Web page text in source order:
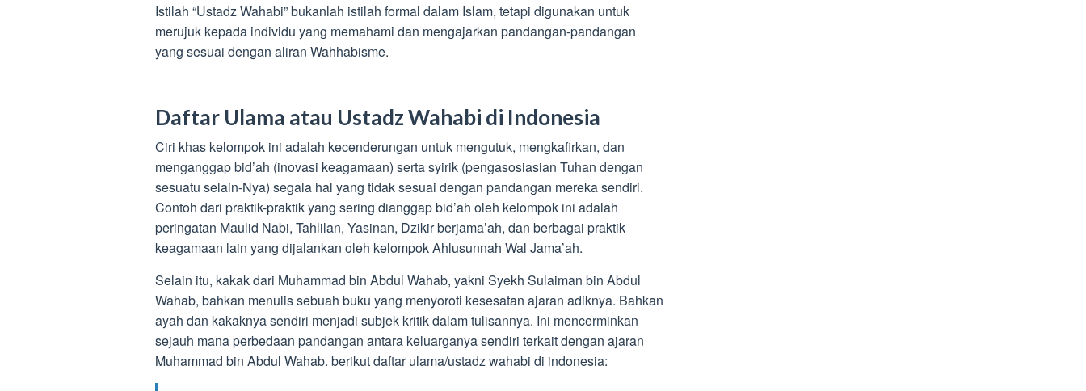
Istilah “Ustadz Wahabi” bukanlah istilah formal dalam Islam, tetapi digunakan untuk
merujuk kepada individu yang memahami dan mengajarkan pandangan-pandangan
yang sesuai dengan aliran Wahhabisme.
Daftar Ulama atau Ustadz Wahabi di Indonesia
Ciri khas kelompok ini adalah kecenderungan untuk mengutuk, mengkafirkan, dan
menganggap bid’ah (inovasi keagamaan) serta syirik (pengasosiasian Tuhan dengan
sesuatu selain-Nya) segala hal yang tidak sesuai dengan pandangan mereka sendiri.
Contoh dari praktik-praktik yang sering dianggap bid’ah oleh kelompok ini adalah
peringatan Maulid Nabi, Tahlilan, Yasinan, Dzikir berjama’ah, dan berbagai praktik
keagamaan lain yang dijalankan oleh kelompok Ahlusunnah Wal Jama’ah.
Selain itu, kakak dari Muhammad bin Abdul Wahab, yakni Syekh Sulaiman bin Abdul
Wahab, bahkan menulis sebuah buku yang menyoroti kesesatan ajaran adiknya. Bahkan
ayah dan kakaknya sendiri menjadi subjek kritik dalam tulisannya. Ini mencerminkan
sejauh mana perbedaan pandangan antara keluarganya sendiri terkait dengan ajaran
Muhammad bin Abdul Wahab. berikut daftar ulama/ustadz wahabi di indonesia: